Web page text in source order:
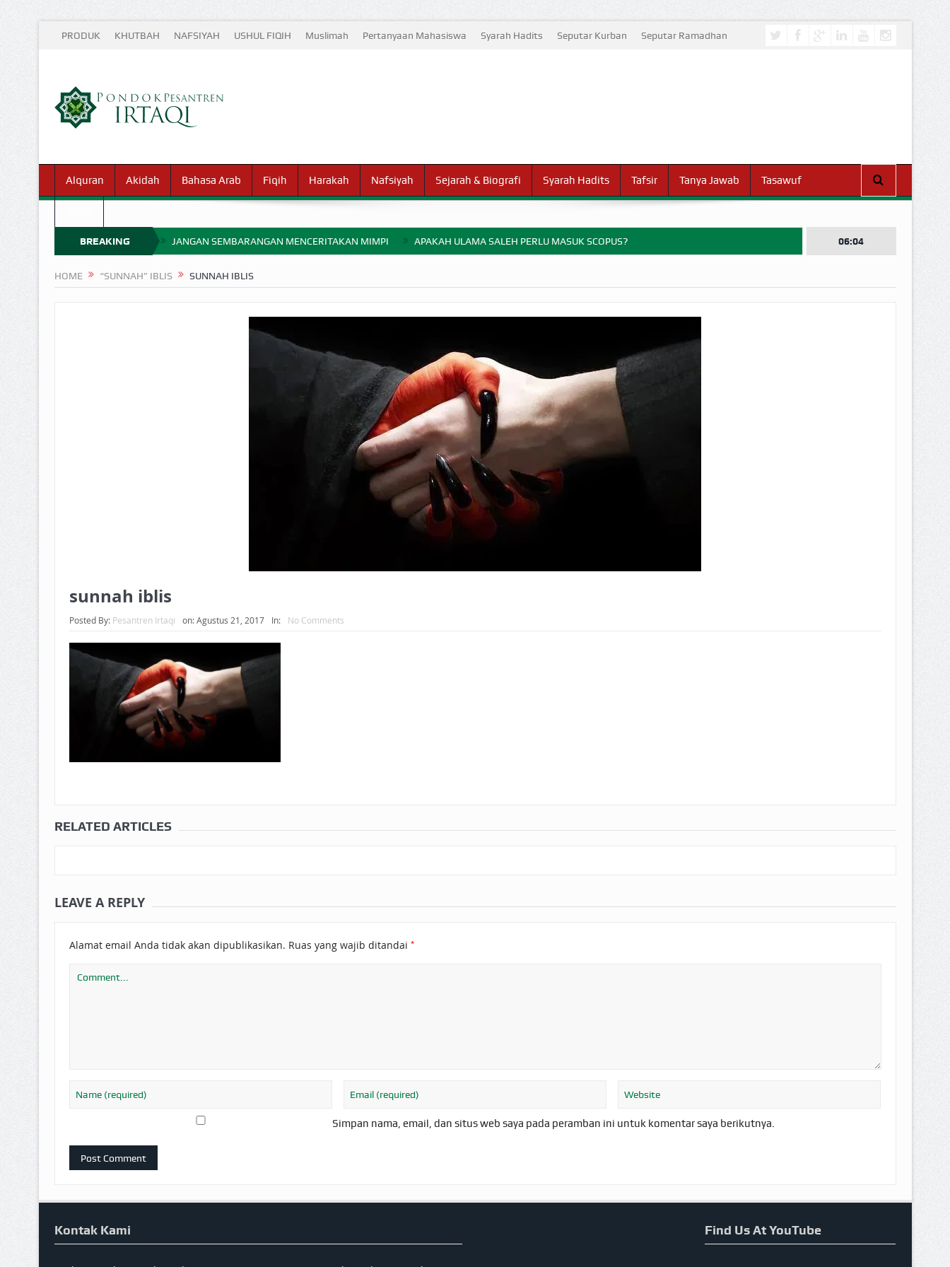
PRODUK KHUTBAH NAFSIYAH USHUL FIQIH Muslimah Pertanyaan Mahasiswa Syarah Hadits Seputar Kurban Seputar Ramadhan
Alquran Akidah Bahasa Arab Fiqih Harakah Nafsiyah Sejarah & Biografi Syarah Hadits Tafsir Tanya Jawab Tasawuf
BREAKING
NEWS
JANGAN SEMBARANGAN MENCERITAKAN MIMPI APAKAH ULAMA SALEH PERLU MASUK SCOPUS?
ISTIDLAL BATIL VS ISTIDLAL SYAR’I BAHASA CINTA KARENA ALLAH HUKUM MEMBAYAR ZAKAT DENGAN CARA MENGANGSUR
HUKUM MEMBAYAR ZAKAT KEPADA KERABAT SENDIRI
06:04
HOME “SUNNAH” IBLIS SUNNAH IBLIS
sunnah iblis
Posted By: Pesantren Irtaqi on:Agustus 21, 2017 In: No Comments
RELATED ARTICLES
LEAVE A REPLY
Alamat email Anda tidak akan dipublikasikan. Ruas yang wajib ditandai *
Simpan nama, email, dan situs web saya pada peramban ini untuk komentar saya berikutnya.
Kontak Kami Find Us At YouTube